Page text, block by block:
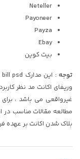
Neteller
Payoneer
Payza
Ebay
بیت کوین
توجه :
وریفای اکانت مد نظر
غیرواقعی می باشد ،
مطالعه مقالات مناسب در
بلاک شدن اکانت بر عهده